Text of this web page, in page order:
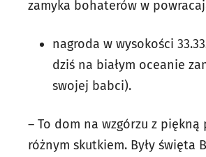
zamyka bohaterów w
nagroda w wysokości
dziś na białym oceanie
swojej babci).
– To dom na wzgórzu z
różnym skutkiem. Były święta